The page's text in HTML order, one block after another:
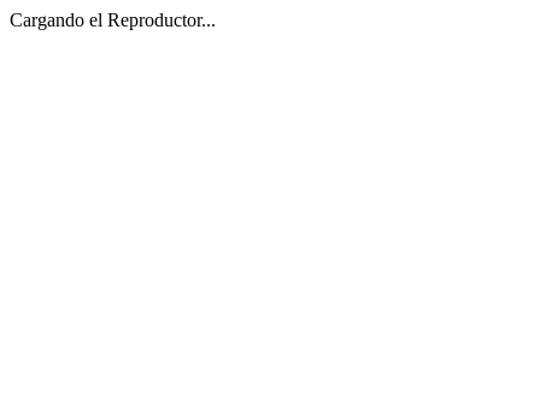
Cargando el Reproductor...